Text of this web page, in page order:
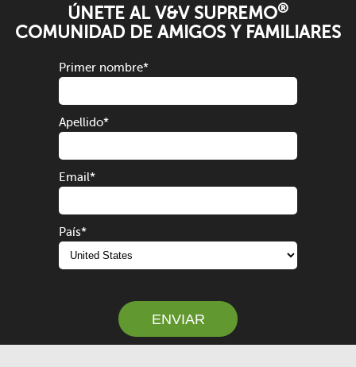
ÚNETE AL V&V SUPREMO®
COMUNIDAD DE AMIGOS Y FAMILIARES
Primer nombre*
Apellido*
Email*
País*
ENVIAR